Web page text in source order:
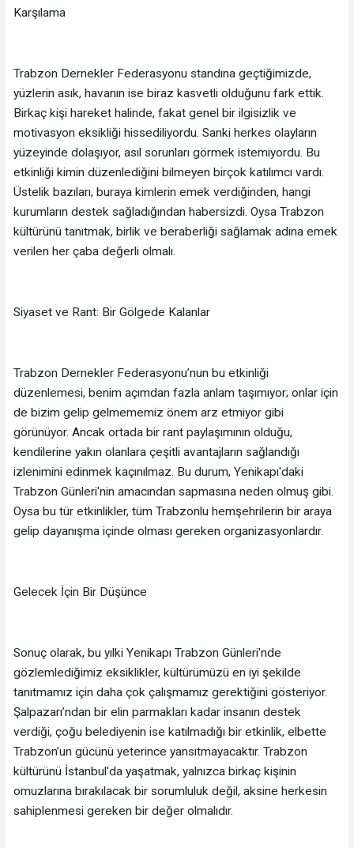
Karşılama
Trabzon Dernekler Federasyonu standına geçtiğimizde,
yüzlerin asık, havanın ise biraz kasvetli olduğunu fark ettik.
Birkaç kişi hareket halinde, fakat genel bir ilgisizlik ve
motivasyon eksikliği hissediliyordu. Sanki herkes olayların
yüzeyinde dolaşıyor, asıl sorunları görmek istemiyordu. Bu
etkinliği kimin düzenlediğini bilmeyen birçok katılımcı vardı.
Üstelik bazıları, buraya kimlerin emek verdiğinden, hangi
kurumların destek sağladığından habersizdi. Oysa Trabzon
kültürünü tanıtmak, birlik ve beraberliği sağlamak adına emek
verilen her çaba değerli olmalı.
Siyaset ve Rant: Bir Gölgede Kalanlar
Trabzon Dernekler Federasyonu’nun bu etkinliği
düzenlemesi, benim açımdan fazla anlam taşımıyor; onlar için
de bizim gelip gelmememiz önem arz etmiyor gibi
görünüyor. Ancak ortada bir rant paylaşımının olduğu,
kendilerine yakın olanlara çeşitli avantajların sağlandığı
izlenimini edinmek kaçınılmaz. Bu durum, Yenikapı'daki
Trabzon Günleri'nin amacından sapmasına neden olmuş gibi.
Oysa bu tür etkinlikler, tüm Trabzonlu hemşehrilerin bir araya
gelip dayanışma içinde olması gereken organizasyonlardır.
Gelecek İçin Bir Düşünce
Sonuç olarak, bu yılki Yenikapı Trabzon Günleri'nde
gözlemlediğimiz eksiklikler, kültürümüzü en iyi şekilde
tanıtmamız için daha çok çalışmamız gerektiğini gösteriyor.
Şalpazarı’ndan bir elin parmakları kadar insanın destek
verdiği, çoğu belediyenin ise katılmadığı bir etkinlik, elbette
Trabzon’un gücünü yeterince yansıtmayacaktır. Trabzon
kültürünü İstanbul'da yaşatmak, yalnızca birkaç kişinin
omuzlarına bırakılacak bir sorumluluk değil, aksine herkesin
sahiplenmesi gereken bir değer olmalıdır.